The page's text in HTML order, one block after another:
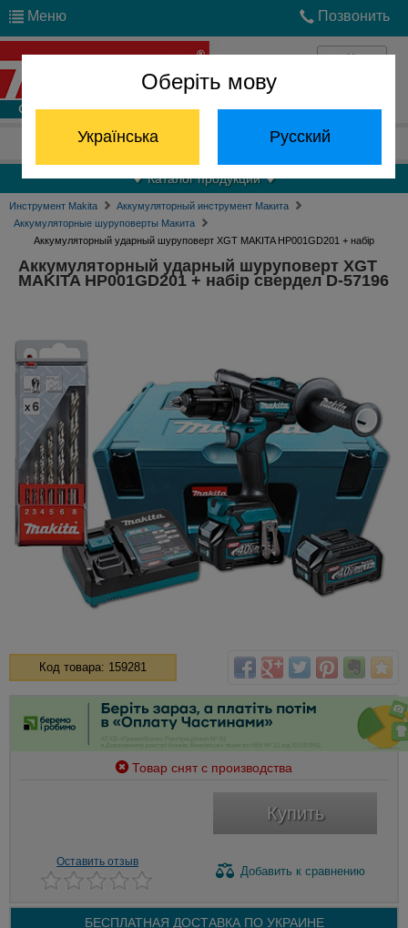
Оберіть мову
Українська Русский
Меню Позвонить
Войти
Отдел запчастей: (068) 824-24-24
Каталог продукции
Инструмент Makita
Аккумуляторный инструмент Макита
Аккумуляторные шуруповерты Макита
Аккумуляторный ударный шуруповерт XGT MAKITA HP001GD201 + набір
Аккумуляторный ударный шуруповерт XGT
MAKITA HP001GD201 + набір свердел D-57196
Код товара: 159281
Товар снят с производства
Купить
Оставить отзыв
Добавить к сравнению
БЕСПЛАТНАЯ ДОСТАВКА ПО УКРАИНЕ